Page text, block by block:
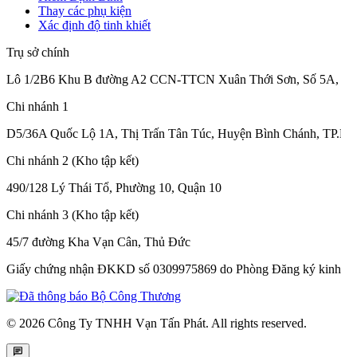
Thay các phụ kiện
Xác định độ tinh khiết
Trụ sở chính
Lô 1/2B6 Khu B đường A2 CCN-TTCN Xuân Thới Sơn, Số
Chi nhánh 1
D5/36A Quốc Lộ 1A, Thị Trấn Tân Túc, Huyện Bình Chánh,
Chi nhánh 2 (Kho tập kết)
490/128 Lý Thái Tổ, Phường 10, Quận 10
Chi nhánh 3 (Kho tập kết)
45/7 đường Kha Vạn Cân, Thủ Đức
Giấy chứng nhận ĐKKD số 0309975869 do Phòng Đăng ký
© 2026 Công Ty TNHH Vạn Tấn Phát. All rights reserved.